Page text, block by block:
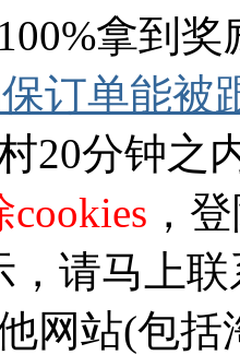
拿到
订单能被
20分钟之
cookies ，
，请马上
网站(包